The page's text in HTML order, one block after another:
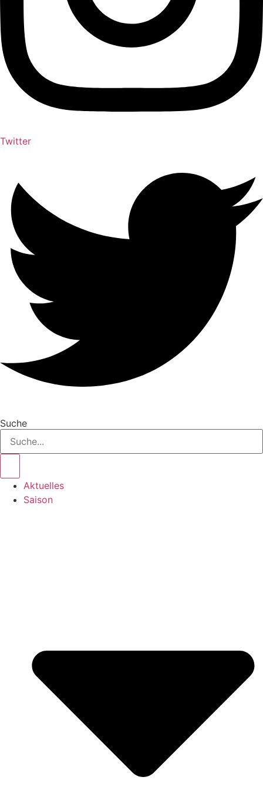
Twitter
Suche
Aktuelles
Saison